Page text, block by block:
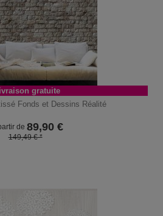
gratuite
Fonds et Dessins Réalité
de 89,90€
149,49 € *